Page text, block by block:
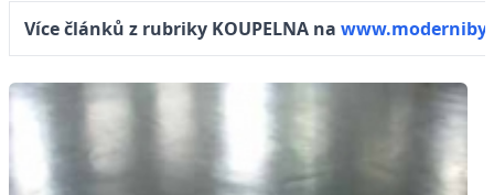
Více článků z rubriky KOUPELNA na